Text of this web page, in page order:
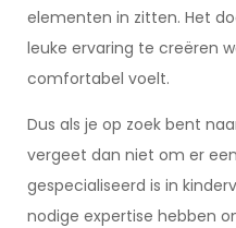
elementen in zitten. Het
leuke ervaring te creëren
comfortabel voelt.
Dus als je op zoek bent
vergeet dan niet om er
gespecialiseerd is in
nodige expertise hebben